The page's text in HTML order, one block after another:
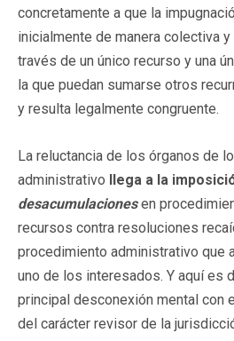
concretamente a que la
inicialmente de manera colectiva
través de un único recurso y una
la que puedan sumarse otros
y resulta legalmente congruente.
La reluctancia de los órganos de
administrativo llega a la
desacumulacionesen
recursos contra resoluciones
procedimiento administrativo que
uno de los interesados. Y aquí es
principal desconexión mental con
del carácter revisor de la